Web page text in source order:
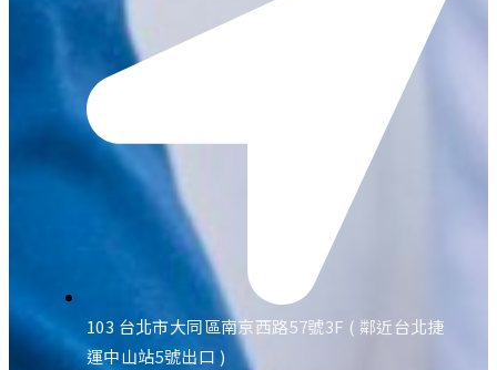
103 台北市大同區南京西路57號3F ( 鄰近台北捷
運中山站5號出口 )